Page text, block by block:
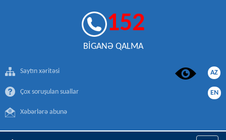
152
BİGANƏ QALMA
Saytın xəritəsi
Çox soruşulan suallar
Xəbərlərə abunə
AZ
EN